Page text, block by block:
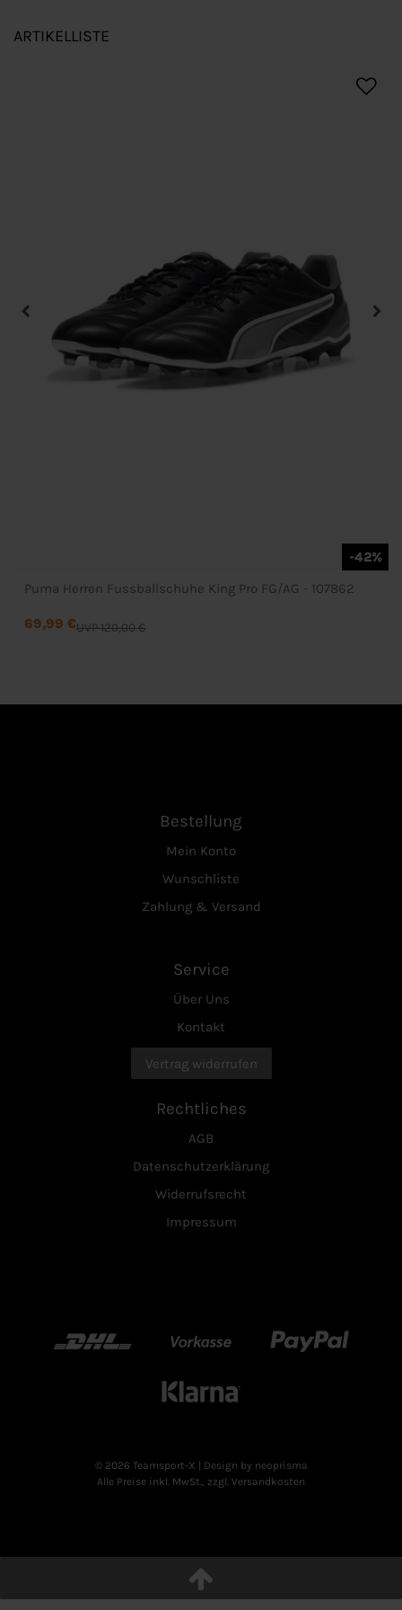
ARTIKELLISTE
-42%
Puma Herren Fussballschuhe King Pro FG/AG - 107862
UVP 120,00 €
69,99 €
Bestellung
Mein Konto
Wunschliste
Zahlung & Versand
Service
Über Uns
Kontakt
Vertrag widerrufen
Rechtliches
AGB
Datenschutzerklärung
Widerrufsrecht
Impressum
DHL Vorkasse Paypal
Klarn
© 2026 Teamsport-X
| Design by neoprisma
Alle Preise inkl. MwSt., zzgl. Versandkosten